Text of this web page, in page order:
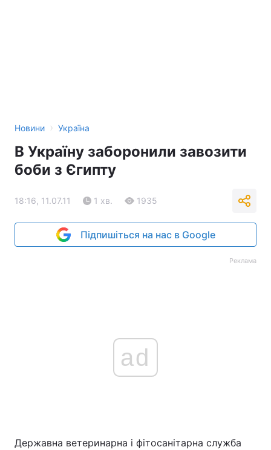
Новини › Україна
В Україну заборонили завозити
боби з Єгипту
18:16, 11.07.11 1 хв. 1935
Підпишіться на нас в Google
Реклама
ad
Державна ветеринарна і фітосанітарна служба